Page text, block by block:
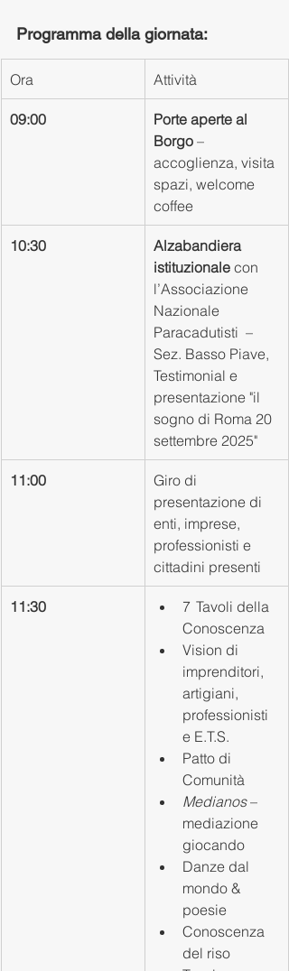
Programma della giornata:
Ora Attività
09:00
Porte aperte al
Borgo –
accoglienza, visita
spazi, welcome
coffee
10:30
Alzabandiera
istituzionale con
l’Associazione
Nazionale
Paracadutisti  –
Sez. Basso Piave,
Testimonial e
presentazione "il
sogno di Roma 20
settembre 2025"
11:00
Giro di
presentazione di
enti, imprese,
professionisti e
cittadini presenti
11:30
7  Tavoli della
Conoscenza
Vision di
imprenditori,
artigiani,
professionisti
e E.T.S.
Patto di
Comunità
Medianos –
mediazione
giocando
Danze dal
mondo &
poesie
Conoscenza
del riso